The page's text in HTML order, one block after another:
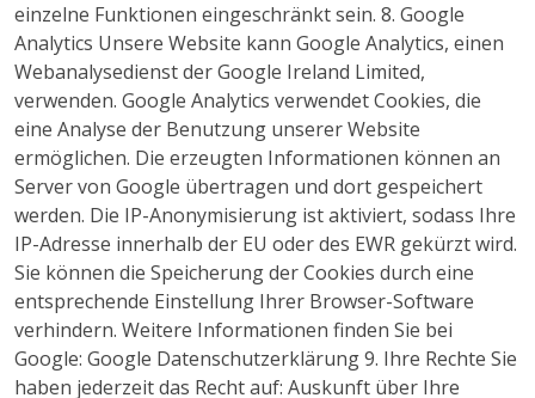
einzelne Funktionen eingeschränkt sein. 8. Google
Analytics Unsere Website kann Google Analytics, einen
Webanalysedienst der Google Ireland Limited,
verwenden. Google Analytics verwendet Cookies, die
eine Analyse der Benutzung unserer Website
ermöglichen. Die erzeugten Informationen können an
Server von Google übertragen und dort gespeichert
werden. Die IP-Anonymisierung ist aktiviert, sodass Ihre
IP-Adresse innerhalb der EU oder des EWR gekürzt wird.
Sie können die Speicherung der Cookies durch eine
entsprechende Einstellung Ihrer Browser-Software
verhindern. Weitere Informationen finden Sie bei
Google: Google Datenschutzerklärung 9. Ihre Rechte Sie
haben jederzeit das Recht auf: Auskunft über Ihre